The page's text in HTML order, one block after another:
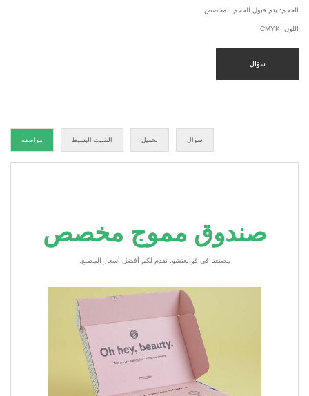
الحجم: يتم قبول الحجم المخصص
اللون: CMYK
سؤال
مواصفة التثبيت البسيط تحميل سؤال
صندوق مموج مخصص
مصنعنا في قوانغتشو. نقدم لكم أفضل أسعار المصنع.